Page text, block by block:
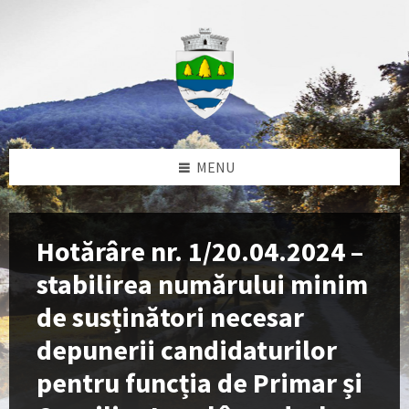
MENU
Hotărâre nr. 1/20.04.2024 –
stabilirea numărului minim
de susținători necesar
depunerii candidaturilor
pentru funcția de Primar și